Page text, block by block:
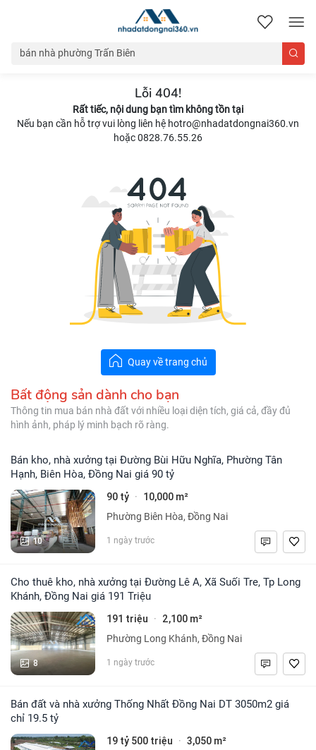
nhadatdongnai360.vn
Lỗi 404!
Rất tiếc, nội dung bạn tìm không tồn tại
Nếu bạn cần hỗ trợ vui lòng liên hệ hotro@nhadatdongnai360.vn
hoặc 0828.76.55.26
Quay về trang chủ
Bất động sản dành cho bạn
Thông tin mua bán nhà đất với nhiều loại diện tích, giá cả, đầy đủ
hình ảnh, pháp lý minh bạch rõ ràng.
Bán kho, nhà xưởng tại Đường Bùi Hữu Nghĩa, Phường Tân
Hạnh, Biên Hòa, Đồng Nai giá 90 tỷ
10
90 tỷ · 10,000 m²
Phường Biên Hòa, Đồng Nai
1 ngày trước
Cho thuê kho, nhà xưởng tại Đường Lê A, Xã Suối Tre, Tp Long
Khánh, Đồng Nai giá 191 Triệu
8
191 triệu · 2,100 m²
Phường Long Khánh, Đồng Nai
1 ngày trước
Bán đất và nhà xưởng Thống Nhất Đồng Nai DT 3050m2 giá
chỉ 19.5 tỷ
19 tỷ 500 triệu · 3,050 m²